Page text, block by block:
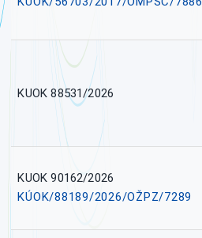
KUOK 88531/2026
KUOK 90162/2026
KÚOK/88189/2026/OŽPZ/7289